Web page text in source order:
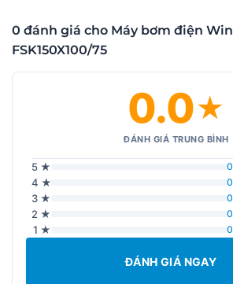
0 đánh giá cho Máy bơm điện
FSK150X100/75
0.0★
ĐÁNH GIÁ TRUNG BÌNH
5 ★
4 ★
3 ★
2 ★
1 ★
ĐÁNH GIÁ NGAY